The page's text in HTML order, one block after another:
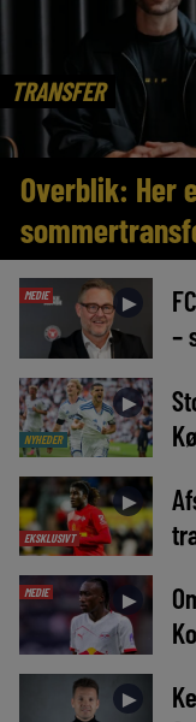
TRANSFER
Overblik: Her
MEDIE ►
–
NYHEDER
►
EKSKLUSIVT
►
MEDIE ►
►